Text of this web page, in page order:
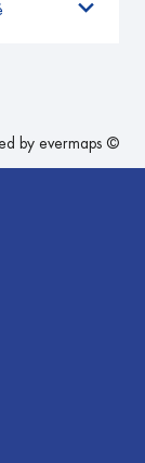
by evermaps ©